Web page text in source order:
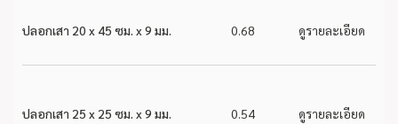
ปลอกเสา 20 x 45 ซม. x 9 มม. 0.68 ดูรายละเอียด
ปลอกเสา 25 x 25 ซม. x 9 มม. 0.54 ดูรายละเอียด